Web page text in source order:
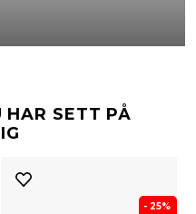
HAR SETT PÅ
- 25%